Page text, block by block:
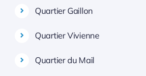
Quartier Gaillon
Quartier Vivienne
Quartier du Mail